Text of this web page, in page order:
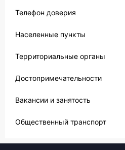
Телефон доверия
Населенные пункты
Территориальные органы
Достопримечательности
Вакансии и занятость
Общественный транспорт